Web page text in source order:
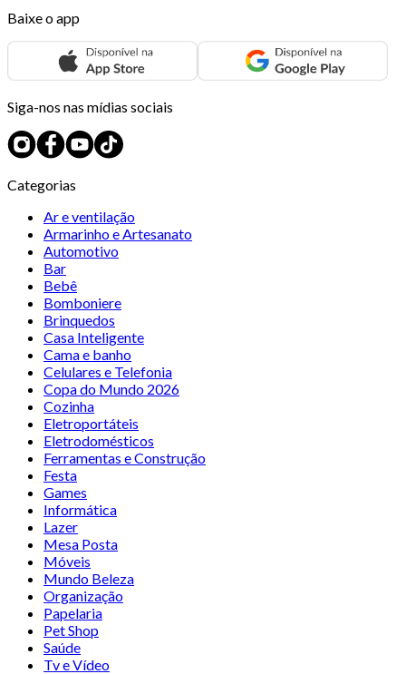
Baixe o app
Siga-nos nas mídias sociais
Categorias
Ar e ventilação
Armarinho e Artesanato
Automotivo
Bar
Bebê
Bomboniere
Brinquedos
Casa Inteligente
Cama e banho
Celulares e Telefonia
Copa do Mundo 2026
Cozinha
Eletroportáteis
Eletrodomésticos
Ferramentas e Construção
Festa
Games
Informática
Lazer
Mesa Posta
Móveis
Mundo Beleza
Organização
Papelaria
Pet Shop
Saúde
Tv e Vídeo